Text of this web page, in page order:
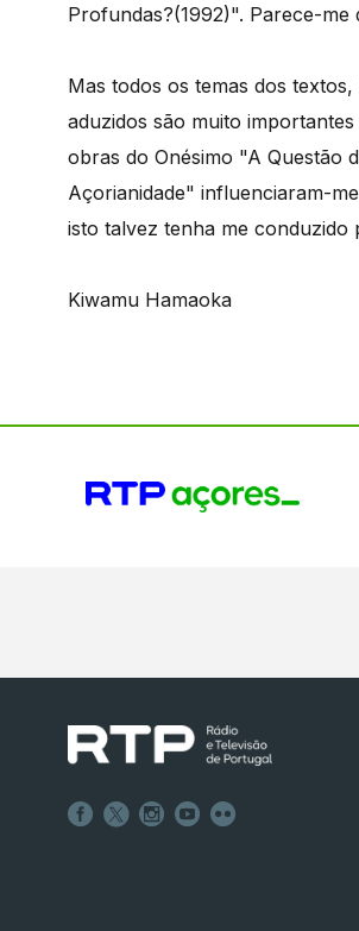
Profundas?(1992)". Parece-
Mas todos os temas dos
aduzidos são muito
obras do Onésimo "A Questão
Açorianidade" influenciaram-
isto talvez tenha me
Kiwamu Hamaoka